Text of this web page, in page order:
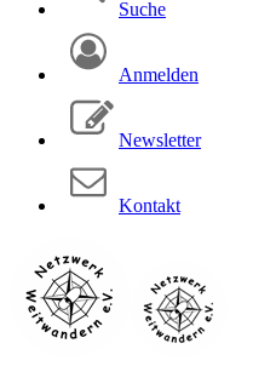
Suche
Anmelden
Newsletter
Kontakt